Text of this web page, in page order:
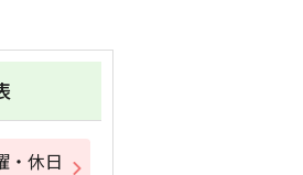
・休日